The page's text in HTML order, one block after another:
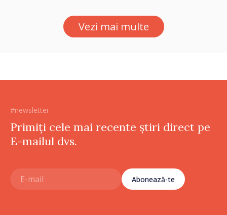
direcția corectă”
Vezi mai multe
#newsletter
Primiți cele mai recente știri direct pe
E-mailul dvs.
Abonează-te